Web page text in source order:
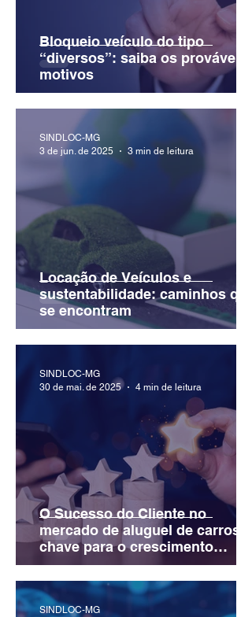
Bloqueio veículo do tipo
“diversos”: saiba os prováveis
motivos
Locação de Veículos e
sustentabilidade: caminhos que
se encontram
SINDLOC-MG
3 de jun. de 2025
3 min de leitura
O Sucesso do Cliente no
mercado de aluguel de carros: a
chave para o crescimento
sustentável
SINDLOC-MG
30 de mai. de 2025
4 min de leitura
SINDLOC-MG